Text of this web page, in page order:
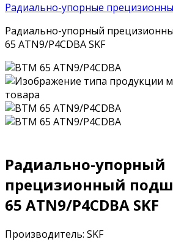
Радиально-упорные
Радиально-упорный
65 ATN9/P4CDBA SKF
Радиально-упорный
прецизионный
65 ATN9/P4CDBA SKF
Производитель: SKF